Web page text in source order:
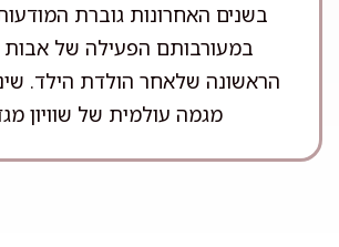
בשנים האחרונות גוברת
במעורבותם הפעילה של
הראשונה שלאחר הולדת הילד.
מגמה עולמית של שוויון